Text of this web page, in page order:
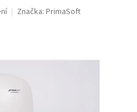
Značka: PrimaSoft